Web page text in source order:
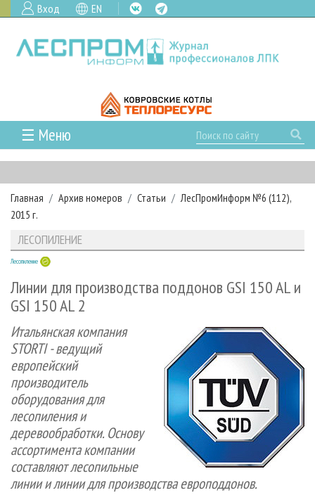
Вход EN
☰ Меню
ГЛАВНАЯ
РУБРИКИ И ТЕМЫ
РУБРИКИ ЖУРНАЛА
ЛЕСОЗАГОТОВКА
ДЕРЕВООБРАБОТКА
ПРОИЗВОДСТВО ДРЕВЕСНЫХ ПЛИТ
ДЕРЕВЯННОЕ ДОМОСТРОЕНИЕ
ПРОИЗВОДСТВО МЕБЕЛИ
БИОЭНЕРГЕТИКА
ЦБП
ИНСТРУМЕНТ И МАТЕРИАЛЫ
НОВОСТИ
НОВОСТИ ЛПК
НОВОСТИ КОМПАНИЙ
ПРОЕКТЫ ЛПИ
АНАЛИТИКА
ЛЕСНЫЕ РЕГИОНЫ РОССИИ
ПЕРСОНЫ
МОБИЛЬНЫЕ ВЫСТАВКИ
ОФИЦИАЛЬНЫЕ ДЕЛЕГАЦИИ
ПРИОРИТЕТНЫЕ ИНВЕСТПРОЕКТЫ
RUSSIAN FORESTRY REVIEW
ГАЗЕТА ЛЕСПРОМФОРУМ
БИБЛИОТЕКА СПЕЦИАЛИСТА
АРХИВ
СТАТЬИ
О ЖУРНАЛЕ
ПОДПИСКА
КОНТАКТЫ
РЕКЛАМОДАТЕЛЯМ
РЕКЛАМА
РЕКЛАМА НА САЙТЕ
Главная Архив номеров Статьи
ЛесПромИнформ №6 (112),
2015 г.
ЛЕСОПИЛЕНИЕ
Лесопиление
Линии для производства поддонов GSI 150 AL и
GSI 150 AL 2
Итальянская компания
STORTI - ведущий
европейский
производитель
оборудования для
лесопиления и
деревообработки. Основу
ассортимента компании
составляют лесопильные
линии и линии для производства европоддонов.